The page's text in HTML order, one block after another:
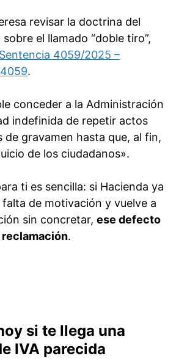
revisar la doctrina del
el llamado “doble tiro”,
Sentencia 4059/2025 –
.
conceder a la Administración
indefinida de repetir actos
de gravamen hasta que, al fin,
de los ciudadanos».
ti es sencilla: si Hacienda ya
de motivación y vuelve a
sin concretar, ese defecto
reclamación.
si te llega una
IVA parecida